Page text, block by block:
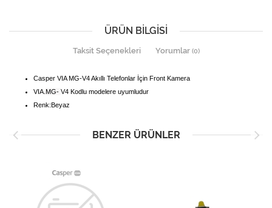
ÜRÜN BILGISI
Taksit Seçenekleri Yorumlar (0)
Casper VIA MG-V4 Akıllı Telefonlar İçin Front Kamera
VIA. MG- V4 Kodlu modelere uyumludur
Renk:Beyaz
BENZER ÜRÜNLER